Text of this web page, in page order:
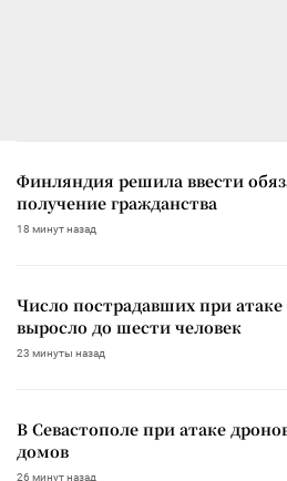
Финляндия решила ввести
получение гражданства
18 минут назад
Число пострадавших при
выросло до шести человек
23 минуты назад
В Севастополе при атаке
домов
26 минут назад